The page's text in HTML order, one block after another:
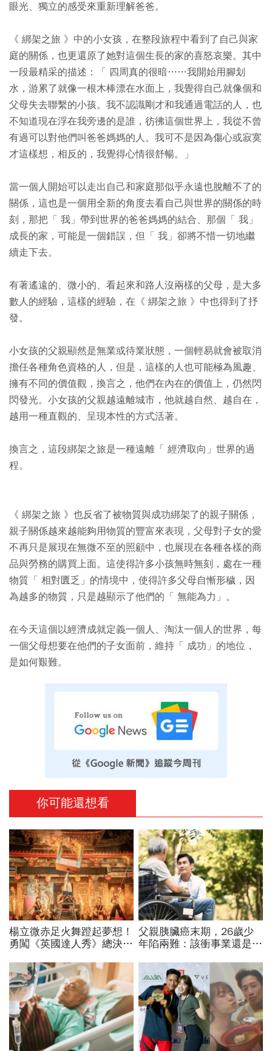
眼光、獨立的感受來重新理解爸爸。
《 綁架之旅 》中的小女孩，在整段旅程中看到了自己與家
庭的關係，也更還原了她對這個生長的家的喜怒哀樂。其中
一段最精采的描述：「 四周真的很暗……我開始用腳划
水，游累了就像一根木棒漂在水面上，我覺得自己就像個和
父母失去聯繫的小孩。我不認識剛才和我通過電話的人，也
不知道現在浮在我旁邊的是誰，彷彿這個世界上，我從不曾
有過可以對他們叫爸爸媽媽的人。我可不是因為傷心或寂寞
才這樣想，相反的，我覺得心情很舒暢。」
當一個人開始可以走出自己和家庭那似乎永遠也脫離不了的
關係，這也是一個用全新的角度去看自己與世界的關係的時
刻，那把「 我」帶到世界的爸爸媽媽的結合、那個「 我」
成長的家，可能是一個錯誤，但「 我」卻將不惜一切地繼
續走下去。
有著遙遠的、微小的、看起來和路人沒兩樣的父母，是大多
數人的經驗，這樣的經驗，在《 綁架之旅 》中也得到了抒
發。
小女孩的父親顯然是無業或待業狀態，一個輕易就會被取消
擔任各種角色資格的人，但是，這樣的人也可能極為風趣、
擁有不同的價值觀，換言之，他們在內在的價值上，仍然閃
閃發光。小女孩的父親越遠離城市，他就越自然、越自在，
越用一種直觀的、呈現本性的方式活著。
換言之，這段綁架之旅是一種遠離「 經濟取向」世界的過
程。
《 綁架之旅 》也反省了被物質與成功綁架了的親子關係，
親子關係越來越能夠用物質的豐富來表現，父母對子女的愛
不再只是展現在無微不至的照顧中，也展現在各種各樣的商
品與勞務的購買上面。這使得許多小孩無時無刻，處在一種
物質「 相對匱乏」的情境中，使得許多父母自慚形穢，因
為越多的物質，只是越顯示了他們的「 無能為力」。
在今天這個以經濟成就定義一個人、淘汰一個人的世界，每
一個父母想要在他們的子女面前，維持「 成功」的地位，
是如何艱難。
你可能還想看
楊立微赤足火舞蹬起夢想！
勇闖《英國達人秀》總決
與淚：我想一路舞到99歲
父親胰臟癌末期，26歲少
年陷兩難：該衝事業還是顧
全然犧牲「你的餘生也很重
要」